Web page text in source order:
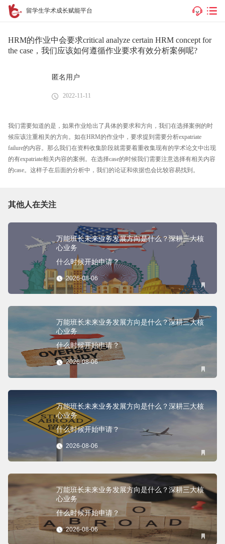
留学生学术成长赋能平台
HRM的作业中会要求critical analyze certain HRM concept for
the case，我们应该如何遵循作业要求有效分析案例呢?
匿名用户
2022-11-11
我们需要知道的是，如果作业给出了具体的要求和方向，我们在选择案例的时
候应该注重相关的方向。如在HRM的作业中，要求提到需要分析expatriate
failure的内容。那么我们在资料收集阶段就需要着重收集现有的学术论文中出现
的有expatriate相关内容的案例。在选择case的时候我们需要注意选择有相关内容
的case。这样子在后面的分析中，我们的论证和依据也会比较容易找到。
其他人在关注
万能班长未来业务发展方向是什么？深耕三大核
心业务
什么时候开始申请？
2026-08-06
万能班长未来业务发展方向是什么？深耕三大核
心业务
什么时候开始申请？
2026-08-06
万能班长未来业务发展方向是什么？深耕三大核
心业务
什么时候开始申请？
2026-08-06
万能班长未来业务发展方向是什么？深耕三大核
心业务
什么时候开始申请？
2026-08-06